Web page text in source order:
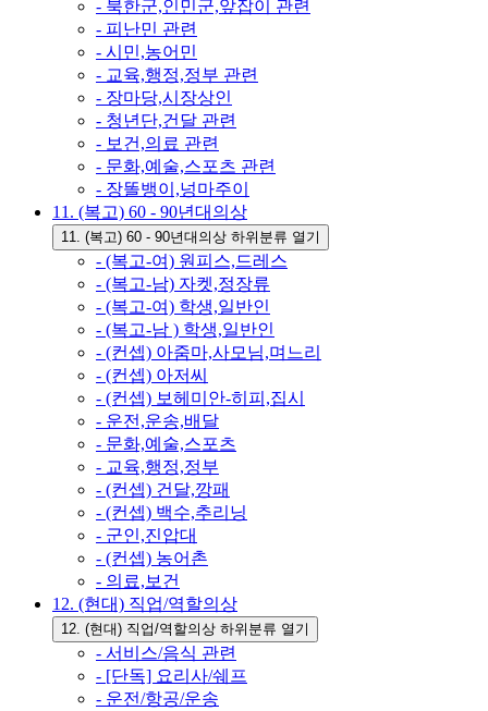
- 북한군,인민군,앞잡이 관련
- 피난민 관련
- 시민,농어민
- 교육,행정,정부 관련
- 장마당,시장상인
- 청년단,건달 관련
- 보건,의료 관련
- 문화,예술,스포츠 관련
- 장똘뱅이,넝마주이
11. (복고) 60 - 90년대의상
11. (복고) 60 - 90년대의상 하위분류 열기
- (복고-여) 원피스,드레스
- (복고-남) 자켓,정장류
- (복고-여) 학생,일반인
- (복고-남 ) 학생,일반인
- (컨셉) 아줌마,사모님,며느리
- (컨셉) 아저씨
- (컨셉) 보헤미안-히피,집시
- 운전,운송,배달
- 문화,예술,스포츠
- 교육,행정,정부
- (컨셉) 건달,깡패
- (컨셉) 백수,추리닝
- 군인,진압대
- (컨셉) 농어촌
- 의료,보건
12. (현대) 직업/역할의상
12. (현대) 직업/역할의상 하위분류 열기
- 서비스/음식 관련
- [단독] 요리사/쉐프
- 운전/항공/운송